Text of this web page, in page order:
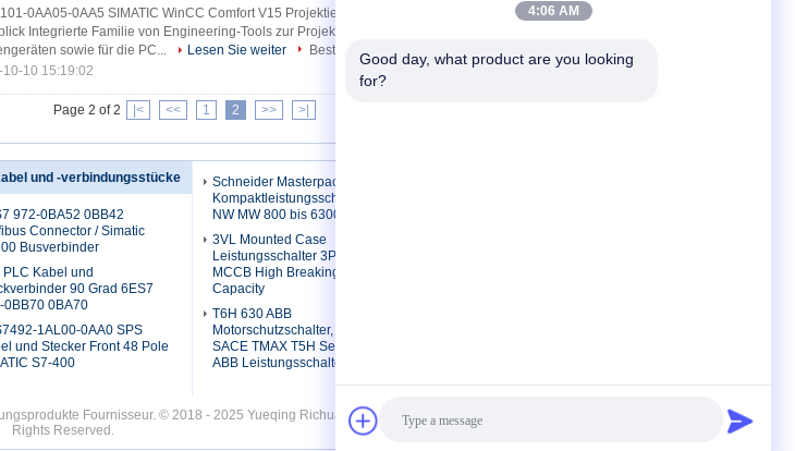
0AA05-0AA5 SIMATIC WinCC Comfort V15 Projektierungssoftware Runtime Software
Integrierte Familie von Engineering-Tools zur Projektierung von SIMATIC HMI
sowie für die PC...
Lesen Sie weiter
Bestpreis
10 15:19:02
Page 2 of 2 |< << 1 2 >> >|
und -verbindungsstücke
972-0BA52 0BB42
Connector / Simatic
Busverbinder
PLC Kabel und
90 Grad 6ES7
0BB70 0BA70
1AL00-0AA0 SPS
und Stecker Front 48 Pole
S7-400
Schneider Masterpact
Kompaktleistungsschalter
NW MW 800 bis 6300 A
3VL Mounted Case
Leistungsschalter 3P 4P
MCCB High Breaking
Capacity
T6H 630 ABB
Motorschutzschalter,
SACE TMAX T5H Serie
ABB Leistungsschalter
Fournisseur. © 2018 - 2025 Yueqing Richuang Automation Equipment Co.,Ltd. All
Rights Reserved.
4:06 AM
Good day, what product are you looking
for?